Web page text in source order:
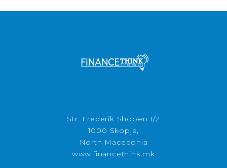
Str. Frederik Shopen 1/2
1000 Skopje,
North Macedonia
www.financethink.mk